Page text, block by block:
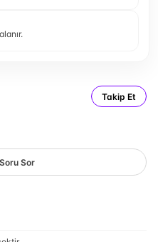
Takip Et
Sor